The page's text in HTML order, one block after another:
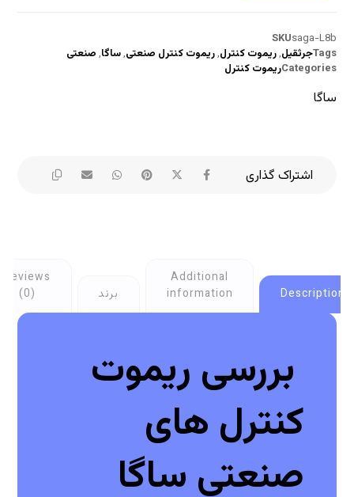
SKUsaga-L8b
Tagsجرثقیل,ریموت کنترل,ریموت کنترل صنعتی,ساگا, صنعتی
Categoriesریموت کنترل
ساگا
Description
Additional
information
برند
Reviews
(0)
بررسی ریموت
کنترل های
صنعتی ساگا